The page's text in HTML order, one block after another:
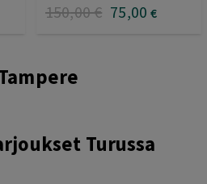
150,00€ 75,00 €
Turussa